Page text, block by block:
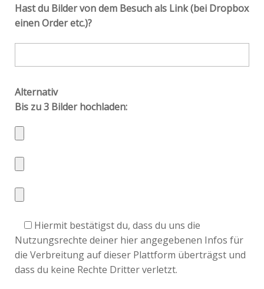
Hast du Bilder von dem Besuch als Link (bei Dropbox
einen Order etc.)?
Alternativ
Bis zu 3 Bilder hochladen:
Hiermit bestätigst du, dass du uns die
Nutzungsrechte deiner hier angegebenen Infos für
die Verbreitung auf dieser Plattform überträgst und
dass du keine Rechte Dritter verletzt.